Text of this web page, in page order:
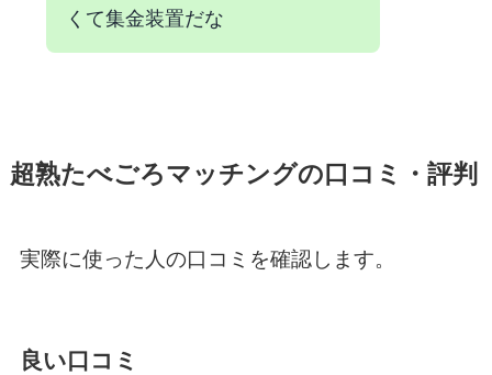
くて集金装置だな
超熟たべごろマッチングの口コミ・評判
実際に使った人の口コミを確認します。
良い口コミ